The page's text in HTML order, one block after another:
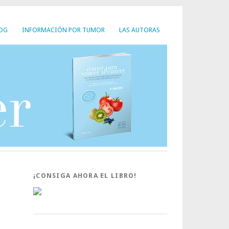
INFORMACIÓN POR TUMOR LAS AUTORAS
¡CONSIGA AHORA EL LIBRO!